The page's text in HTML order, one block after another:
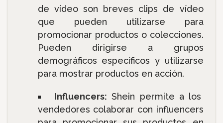
de vídeo son breves clips de vídeo
que pueden utilizarse para
promocionar productos o colecciones.
Pueden dirigirse a grupos
demográficos específicos y utilizarse
para mostrar productos en acción.
Influencers: Shein permite a los
vendedores colaborar con influencers